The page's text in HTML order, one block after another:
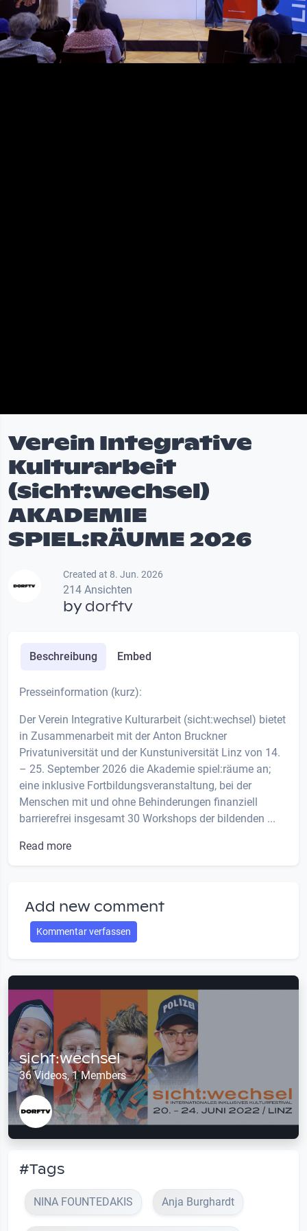
Video
Verein Integrative
Kulturarbeit
(sicht:wechsel)
AKADEMIE
SPIEL:RÄUME 2026
Created at 8. Jun. 2026
214 Ansichten
bydorftv
Beschreibung Embed
Presseinformation (kurz):
Der Verein Integrative Kulturarbeit (sicht:wechsel) bietet
in Zusammenarbeit mit der Anton Bruckner
Privatuniversität und der Kunstuniversität Linz von 14.
– 25. September 2026 die Akademie spiel:räume an;
eine inklusive Fortbildungsveranstaltung, bei der
Menschen mit und ohne Behinderungen finanziell
barrierefrei insgesamt 30 Workshops der bildenden ...
Read more
Add new comment
Kommentar verfassen
sicht:wechsel
36 Videos, 1 Members
#Tags
NINA FOUNTEDAKIS Anja Burghardt